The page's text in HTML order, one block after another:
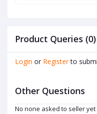
Product Queries (0)
Login or Register to
Other Questions
No none asked to seller yet